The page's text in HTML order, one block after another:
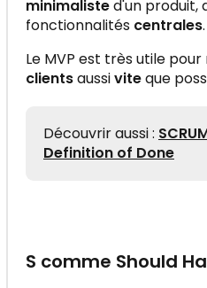
minimalisted'un produit,
fonctionnalités centrales.
Le MVP est très utile
clientsaussiviteque
Découvrir aussi :
Definition of Done
S comme Should